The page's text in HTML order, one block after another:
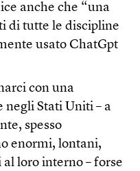
anche che “una
di tutte le discipline
usato ChatGpt
con una
negli Stati Uniti – a
spesso
enormi, lontani,
loro interno – forse